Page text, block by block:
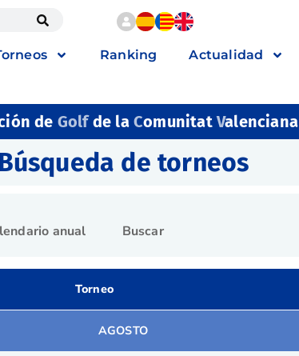
Ranking Actualidad
de Golfde la ComunitatValenciana
Búsqueda de torneos
anual Buscar
Torneo
AGOSTO